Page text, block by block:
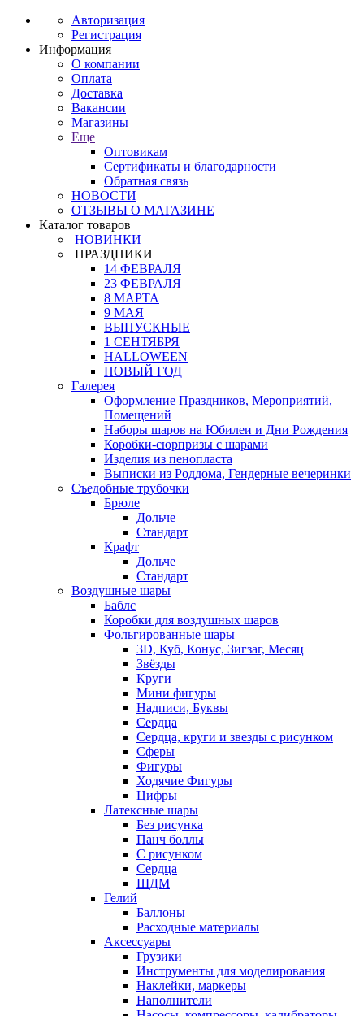
Авторизация
Регистрация
Информация
О компании
Оплата
Доставка
Вакансии
Магазины
Еще
Оптовикам
Сертификаты и благодарности
Обратная связь
НОВОСТИ
ОТЗЫВЫ О МАГАЗИНЕ
Каталог товаров
НОВИНКИ
ПРАЗДНИКИ
14 ФЕВРАЛЯ
23 ФЕВРАЛЯ
8 МАРТА
9 МАЯ
ВЫПУСКНЫЕ
1 СЕНТЯБРЯ
HALLOWEEN
НОВЫЙ ГОД
Галерея
Оформление Праздников, Мероприятий,
Помещений
Наборы шаров на Юбилеи и Дни Рождения
Коробки-сюрпризы с шарами
Изделия из пенопласта
Выписки из Роддома, Гендерные вечеринки
Съедобные трубочки
Брюле
Дольче
Стандарт
Крафт
Дольче
Стандарт
Воздушные шары
Баблс
Коробки для воздушных шаров
Фольгированные шары
3D, Куб, Конус, Зигзаг, Месяц
Звёзды
Круги
Мини фигуры
Надписи, Буквы
Сердца
Сердца, круги и звезды с рисунком
Сферы
Фигуры
Ходячие Фигуры
Цифры
Латексные шары
Без рисунка
Панч боллы
С рисунком
Сердца
ШДМ
Гелий
Баллоны
Расходные материалы
Аксессуары
Грузики
Инструменты для моделирования
Наклейки, маркеры
Наполнители